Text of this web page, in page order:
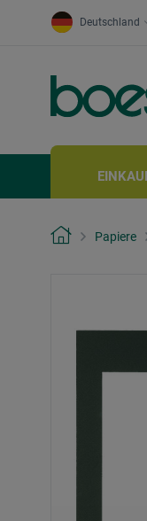
Deutschland
Papiere